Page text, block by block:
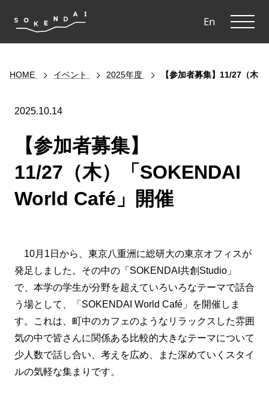
En
HOME イベント 2025年度 【参加者募集】11/27（木
2025.10.14
【参加者募集】
11/27（木）「SOKENDAI
World Café」開催
10月1日から、東京八重洲に総研大の東京オフィスが
発足しました。その中の「SOKENDAI共創Studio」
で、本学の学生が分野を超えていろいろなテーマで話合
う場として、「SOKENDAI World Café」を開催しま
す。これは、町中のカフェのようなリラックスした雰囲
気の中で皆さんに関係ある比較的大きなテーマについて
少人数で話し合い、考えを広め、また深めていくスタイ
ルの気軽な集まりです。